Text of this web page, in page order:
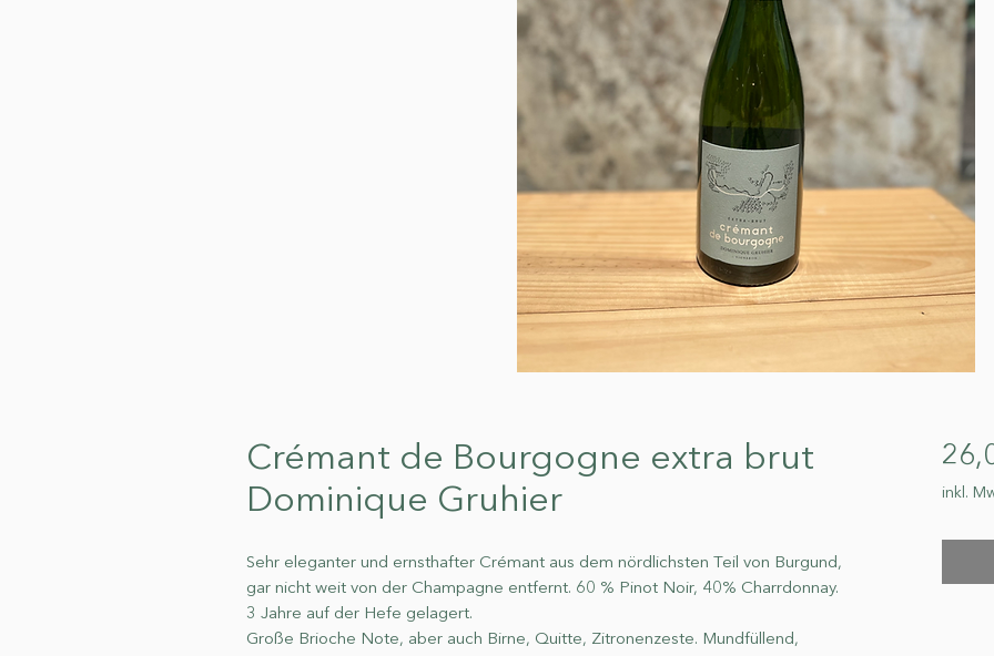
Crémant de Bourgogne extra brut
Dominique Gruhier
Sehr eleganter und ernsthafter Crémant aus dem nördlichsten Teil von Burgund,
gar nicht weit von der Champagne entfernt. 60 % Pinot Noir, 40% Charrdonnay.
3 Jahre auf der Hefe gelagert.
Große Brioche Note, aber auch Birne, Quitte, Zitronenzeste. Mundfüllend,
inkl.